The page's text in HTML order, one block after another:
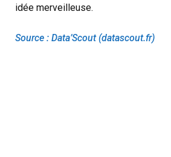
idée merveilleuse.
Source : Data’Scout (datascout.fr)